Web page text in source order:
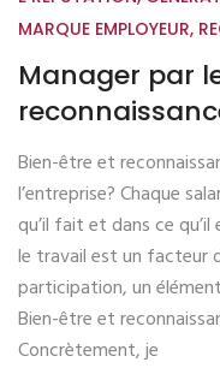
MARQUE EMPLOYEUR,
Manager par
Bien-être et
l’entreprise? Chaque
qu’il fait et dans ce
le travail est un facteur
participation, un
Bien-être et
Concrètement, je